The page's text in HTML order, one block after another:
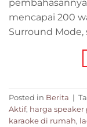
mencapai 200
Surround Mode,
Posted in Berita |
Aktif, harga speaker
karaoke di rumah,